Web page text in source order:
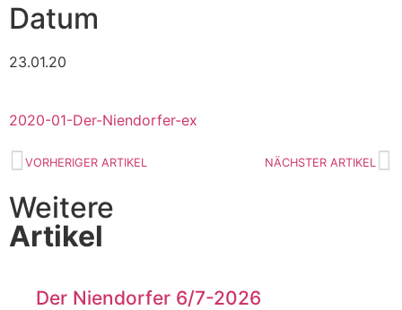
Datum
23.01.20
2020-01-Der-Niendorfer-ex
VORHERIGER ARTIKEL NÄCHSTER ARTIKEL
Weitere
Artikel
Der Niendorfer 6/7-2026